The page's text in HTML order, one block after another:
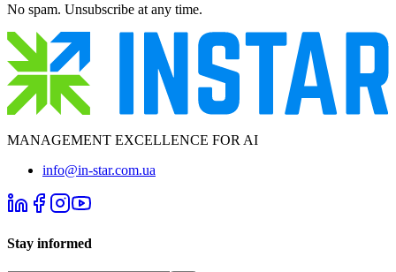
No spam. Unsubscribe at any time.
MANAGEMENT EXCELLENCE FOR AI
info@in-star.com.ua
Stay informed